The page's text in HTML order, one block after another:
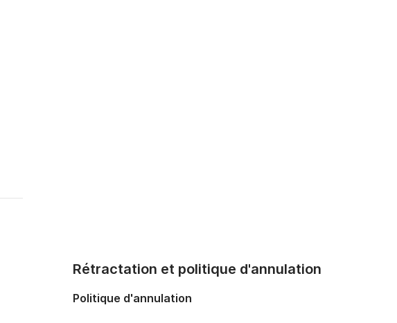
Rétractation et politique d'annulation
Politique d'annulation